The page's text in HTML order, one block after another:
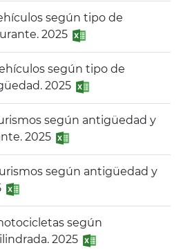
según tipo de
2025
según tipo de
2025
según antigüedad y
2025
según antigüedad y
según
2025